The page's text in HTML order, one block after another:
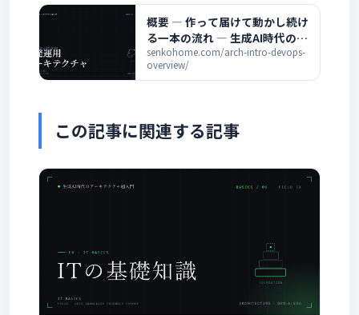
概要 ― 作って届けて動かし続け
る一本の流れ ― 生成AI時代のア
ーキテクチャ超入門
senkohome.com/arch-intro-devops-
overview/
この記事に関連する記事